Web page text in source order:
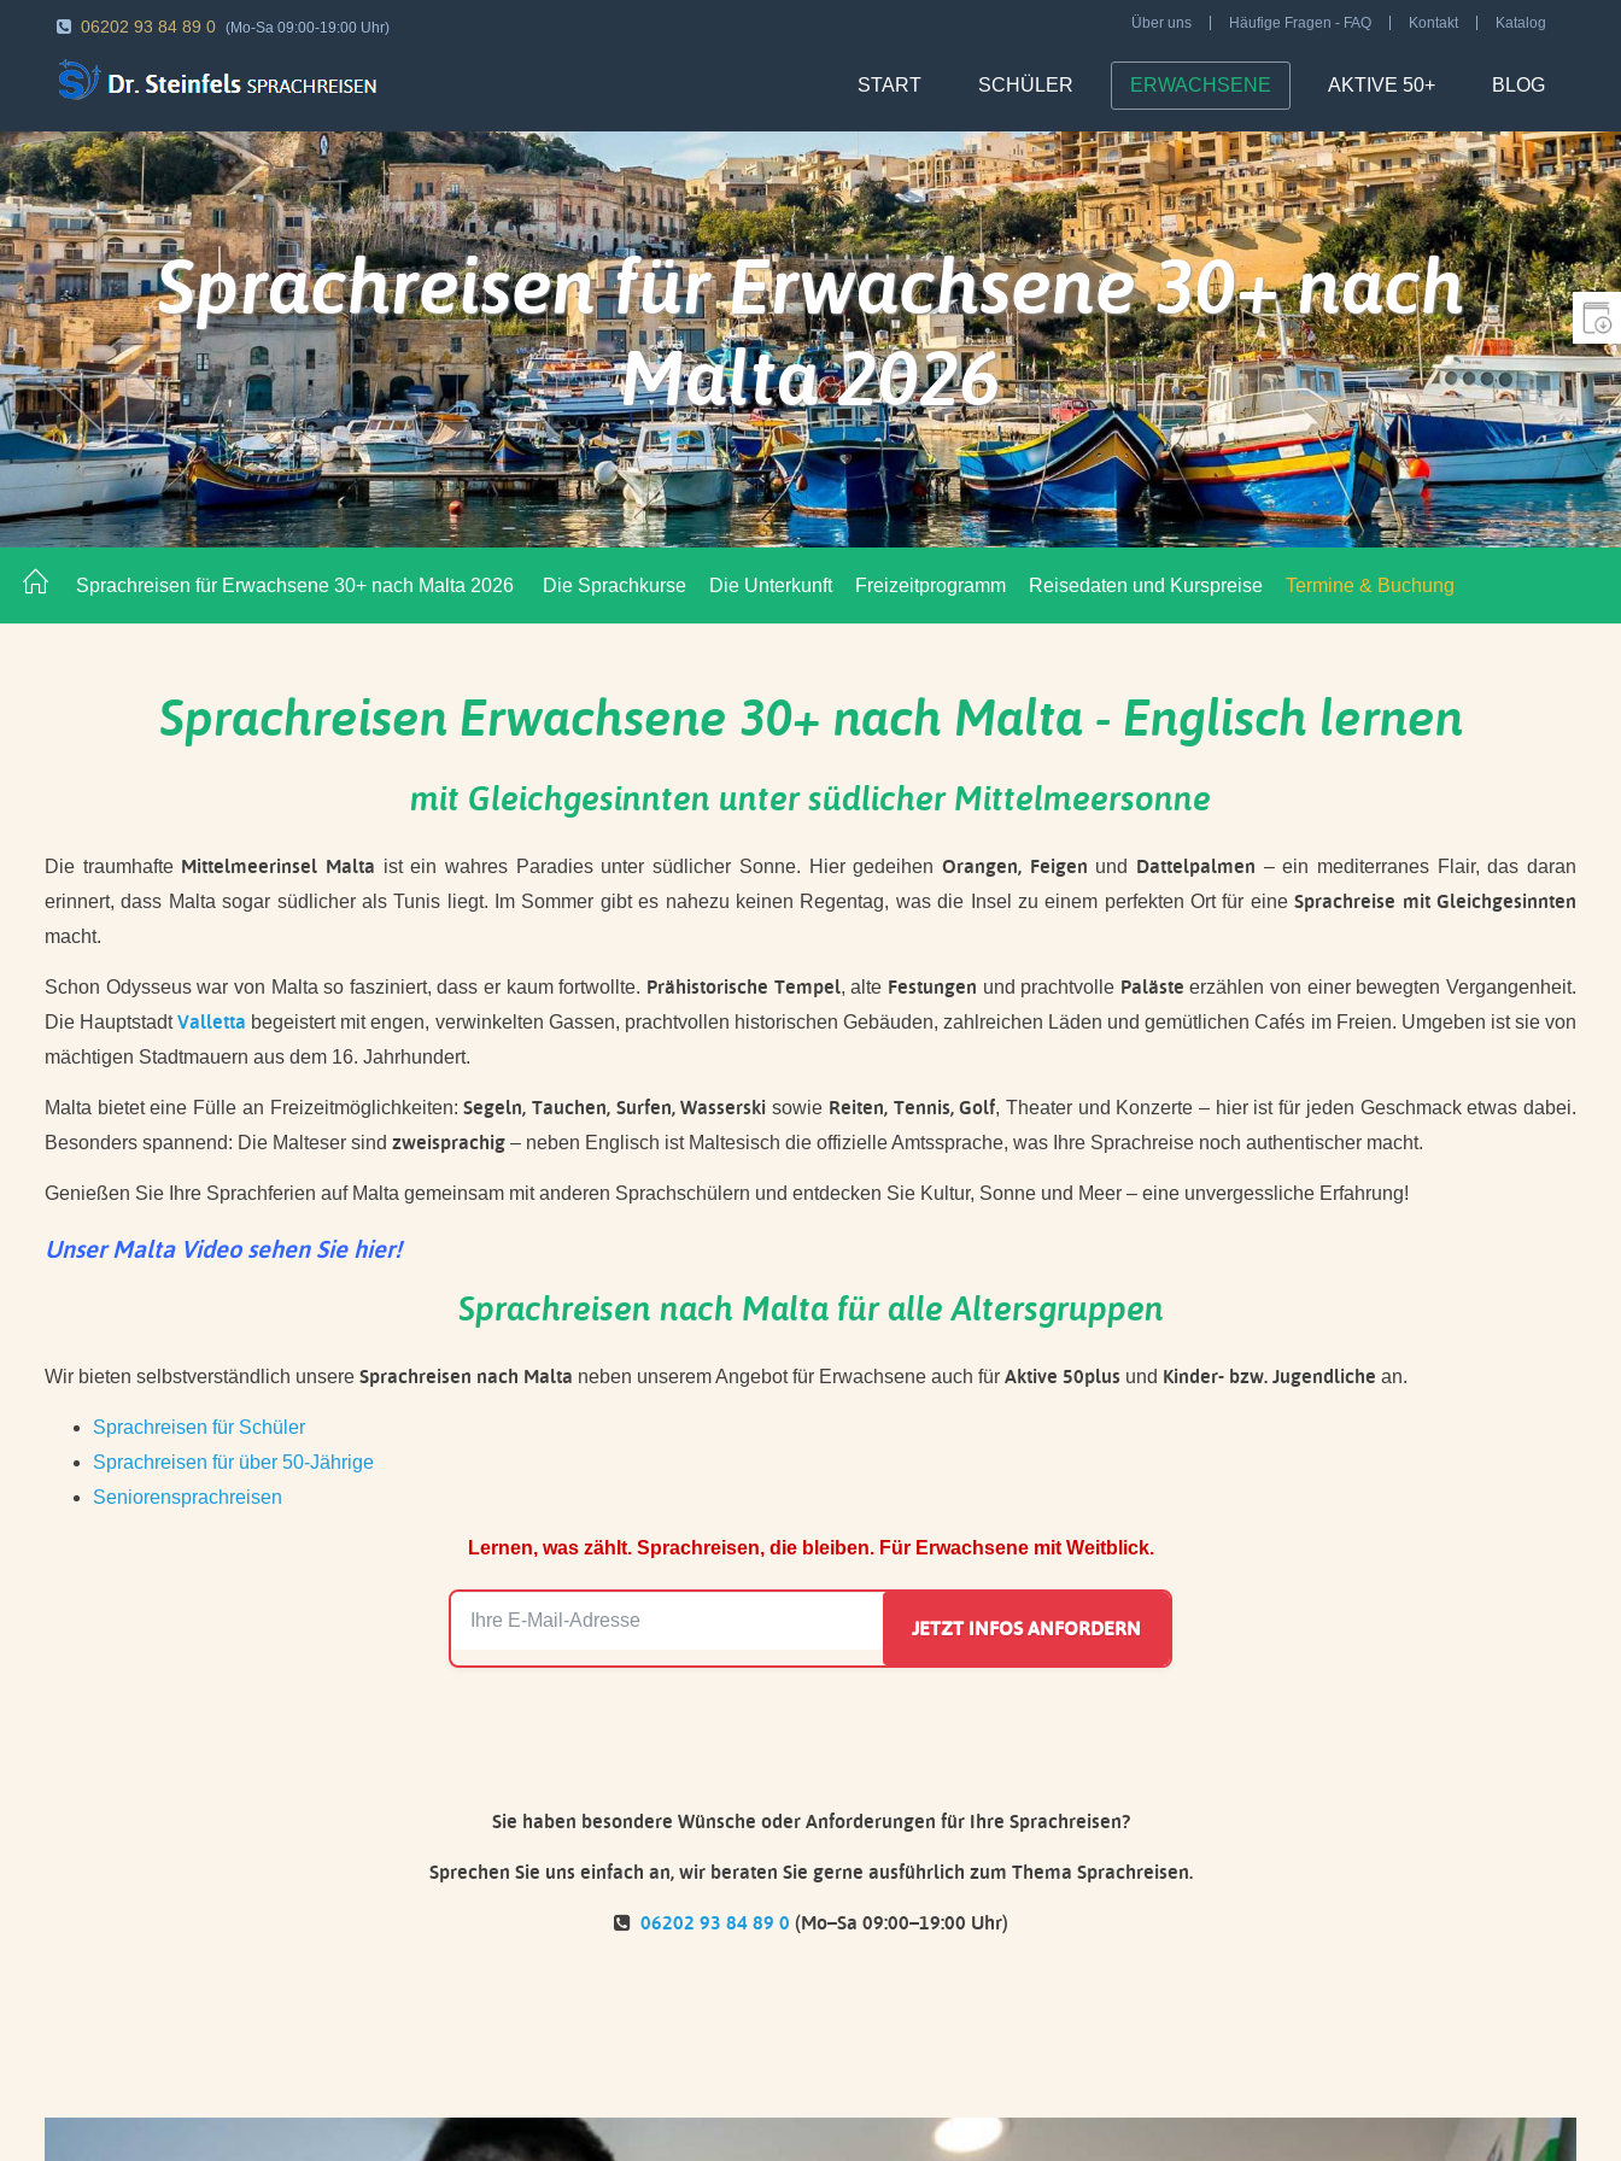
06202 93 84 89 0 (Mo-Sa 09:00-19:00 Uhr) Über uns Häufige Fragen - FAQ Kontakt Katalog
START SCHÜLER ERWACHSENE AKTIVE 50+ BLOG
Sprachreisen für Erwachsene 30+ nach
Malta 2026
Sprachreisen für Erwachsene 30+ nach Malta 2026 Die Sprachkurse Die Unterkunft Freizeitprogramm Reisedaten und Kurspreise Termine & Buchung
Sprachreisen Erwachsene 30+ nach Malta - Englisch lernen
mit Gleichgesinnten unter südlicher Mittelmeersonne
Die traumhafte Mittelmeerinsel Malta ist ein wahres Paradies unter südlicher Sonne. Hier gedeihen Orangen, Feigen und Dattelpalmen – ein mediterranes Flair, das daran
erinnert, dass Malta sogar südlicher als Tunis liegt. Im Sommer gibt es nahezu keinen Regentag, was die Insel zu einem perfekten Ort für eineSprachreise mit Gleichgesinnten
macht.
Schon Odysseus war von Malta so fasziniert, dass er kaum fortwollte. Prähistorische Tempel, alte Festungen und prachtvolle Paläste erzählen von einer bewegten Vergangenheit.
Die HauptstadtValletta begeistert mit engen, verwinkelten Gassen, prachtvollen historischen Gebäuden, zahlreichen Läden und gemütlichen Cafés im Freien. Umgeben ist sie von
mächtigen Stadtmauern aus dem 16. Jahrhundert.
Malta bietet eine Fülle an Freizeitmöglichkeiten:Segeln, Tauchen, Surfen, Wasserski sowie Reiten, Tennis, Golf, Theater und Konzerte – hier ist für jeden Geschmack etwas dabei.
Besonders spannend: Die Malteser sind zweisprachig – neben Englisch ist Maltesisch die offizielle Amtssprache, was Ihre Sprachreise noch authentischer macht.
Genießen Sie Ihre Sprachferien auf Malta gemeinsam mit anderen Sprachschülern und entdecken Sie Kultur, Sonne und Meer – eine unvergessliche Erfahrung!
Unser Malta Video sehen Sie hier!
Sprachreisen nach Malta für alle Altersgruppen
Wir bieten selbstverständlich unsere Sprachreisen nach Malta neben unserem Angebot für Erwachsene auch für Aktive 50plus und Kinder- bzw. Jugendliche an.
Sprachreisen für Schüler
Sprachreisen für über 50-Jährige
Seniorensprachreisen
Lernen, was zählt. Sprachreisen, die bleiben. Für Erwachsene mit Weitblick.
Sie haben besondere Wünsche oder Anforderungen für Ihre Sprachreisen?
Sprechen Sie uns einfach an, wir beraten Sie gerne ausführlich zum Thema Sprachreisen.
06202 93 84 89 0 (Mo–Sa 09:00–19:00 Uhr)